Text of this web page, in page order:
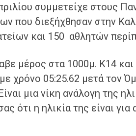
συμμετείχε στους
που διεξήχθησαν στην
και 150 αθλητών
μέρος στα 1000μ. Κ14
με χρόνο 05:25.62 μετά τον
μια νίκη ανάλογη της
ότι η ηλικία της είναι για